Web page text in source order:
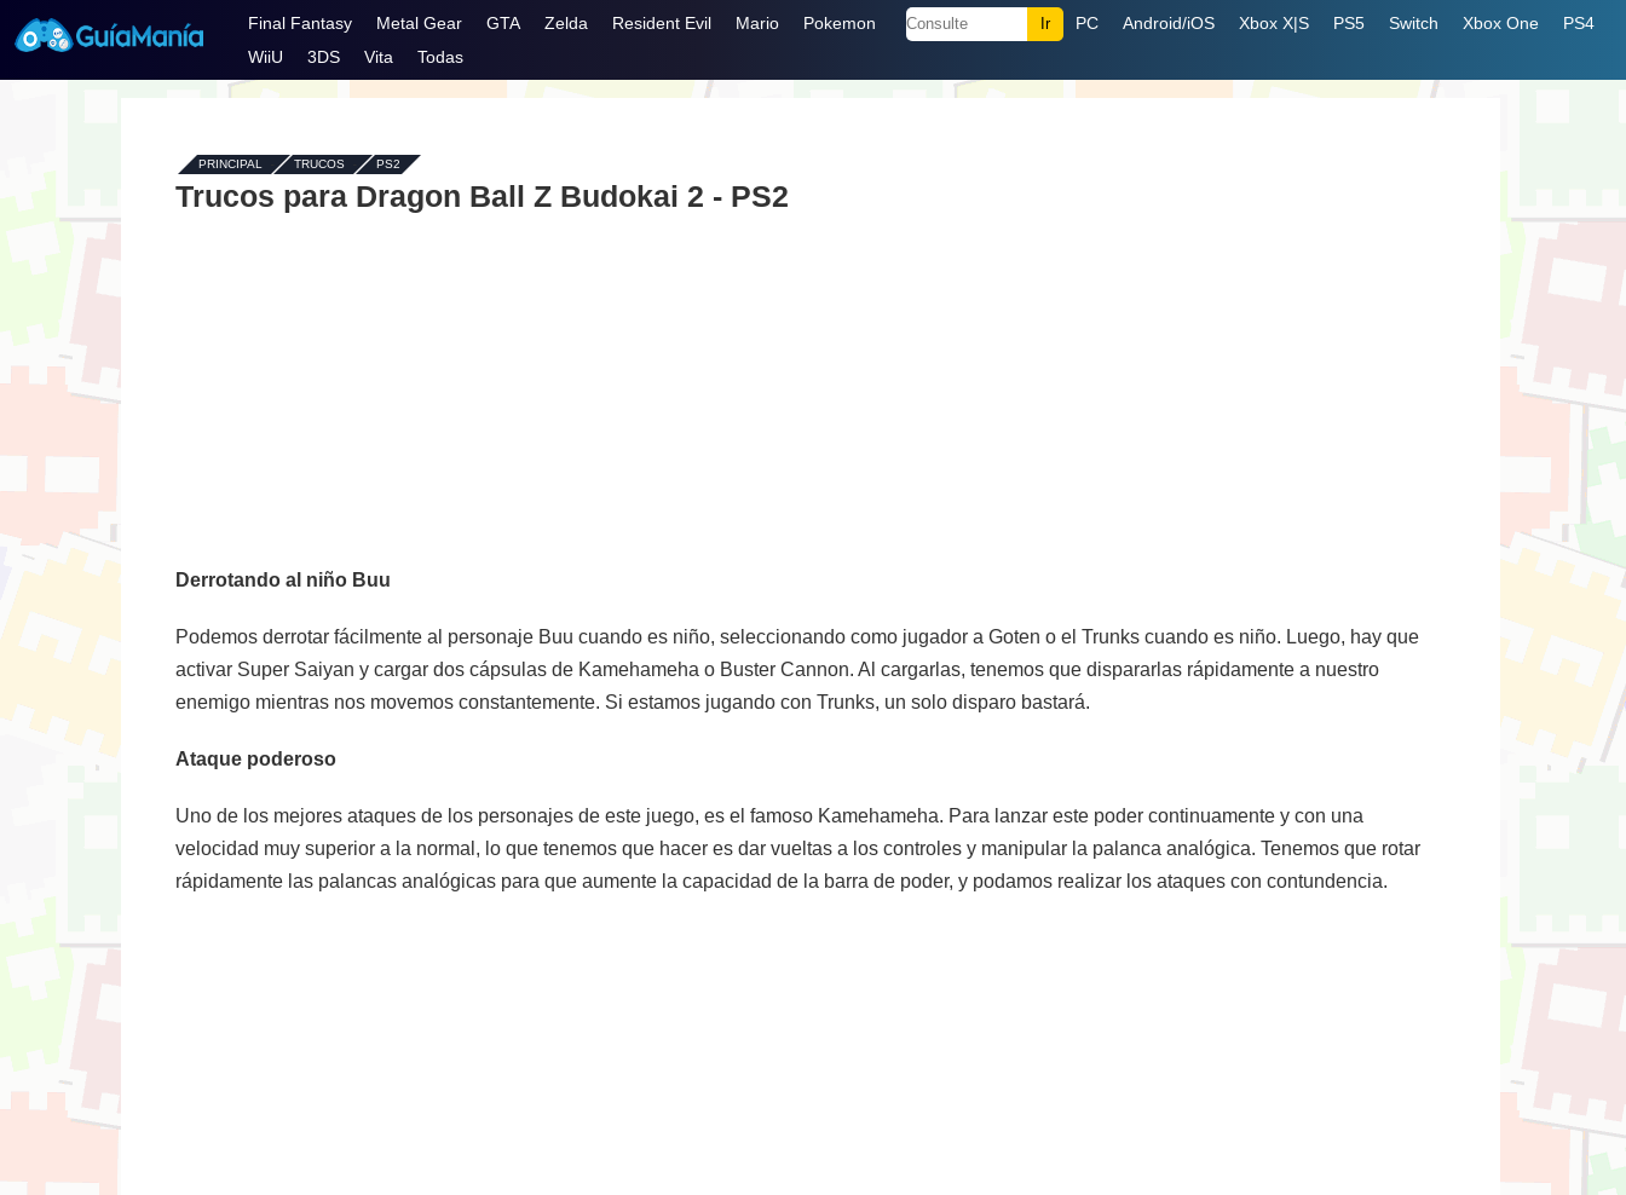
Final Fantasy Metal Gear GTA Zelda Resident Evil Mario Pokemon PC Android/iOS Xbox X|S PS5 Switch Xbox One
PS4
WiiU
3DS Vita Todas
PRINCIPAL - TRUCOS- PS2
Trucos para Dragon Ball Z Budokai 2 - PS2
Derrotando al niño Buu
Podemos derrotar fácilmente al personaje Buu cuando es niño, seleccionando como jugador a Goten o el Trunks cuando es niño. Luego, hay que
activar Super Saiyan y cargar dos cápsulas de Kamehameha o Buster Cannon. Al cargarlas, tenemos que dispararlas rápidamente a nuestro
enemigo mientras nos movemos constantemente. Si estamos jugando con Trunks, un solo disparo bastará.
Ataque poderoso
Uno de los mejores ataques de los personajes de este juego, es el famoso Kamehameha. Para lanzar este poder continuamente y con una
velocidad muy superior a la normal, lo que tenemos que hacer es dar vueltas a los controles y manipular la palanca analógica. Tenemos que rotar
rápidamente las palancas analógicas para que aumente la capacidad de la barra de poder, y podamos realizar los ataques con contundencia.